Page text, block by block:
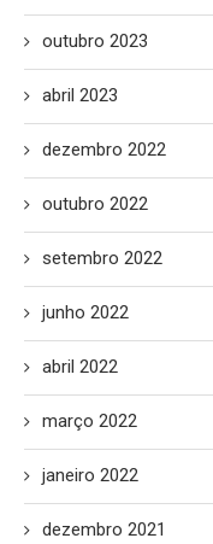
outubro 2023
abril 2023
dezembro 2022
outubro 2022
setembro 2022
junho 2022
abril 2022
março 2022
janeiro 2022
dezembro 2021